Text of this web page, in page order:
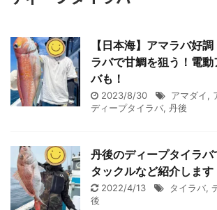
【日本海】アマラバ好
ラバで甘鯛を狙う！電動
バも！
2023/8/30 アマダイ,
ディープタイラバ, 丹後
丹後のディープタイラバ
タックルなど紹介します
2022/4/13 タイラバ,
後